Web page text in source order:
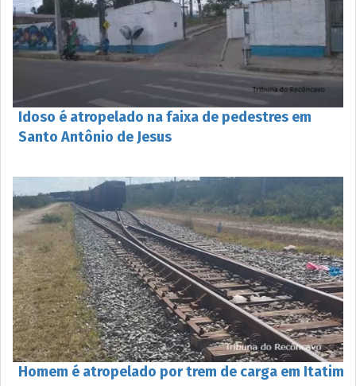
Idoso é atropelado na faixa de pedestres em
Santo Antônio de Jesus
Homem é atropelado por trem de carga em Itatim